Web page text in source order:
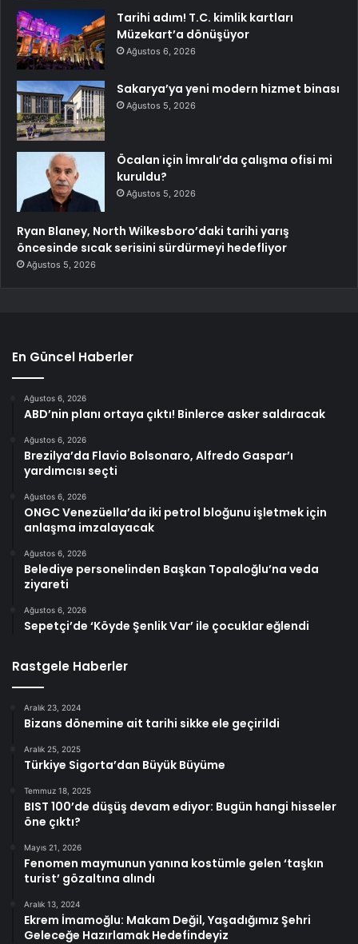
Tarihi adım! T.C. kimlik kartları
Müzekart’a dönüşüyor
Ağustos 6, 2026
Sakarya’ya yeni modern hizmet binası
Ağustos 5, 2026
Öcalan için İmralı’da çalışma ofisi mi
kuruldu?
Ağustos 5, 2026
Ryan Blaney, North Wilkesboro’daki tarihi yarış
öncesinde sıcak serisini sürdürmeyi hedefliyor
Ağustos 5, 2026
En Güncel Haberler
Ağustos 6, 2026
ABD’nin planı ortaya çıktı! Binlerce asker saldıracak
Ağustos 6, 2026
Brezilya’da Flavio Bolsonaro, Alfredo Gaspar’ı
yardımcısı seçti
Ağustos 6, 2026
ONGC Venezüella’da iki petrol bloğunu işletmek için
anlaşma imzalayacak
Ağustos 6, 2026
Belediye personelinden Başkan Topaloğlu’na veda
ziyareti
Ağustos 6, 2026
Sepetçi’de ‘Köyde Şenlik Var’ ile çocuklar eğlendi
Rastgele Haberler
Aralık 23, 2024
Bizans dönemine ait tarihi sikke ele geçirildi
Aralık 25, 2025
Türkiye Sigorta’dan Büyük Büyüme
Temmuz 18, 2025
BIST 100’de düşüş devam ediyor: Bugün hangi hisseler
öne çıktı?
Mayıs 21, 2026
Fenomen maymunun yanına kostümle gelen ‘taşkın
turist’ gözaltına alındı
Aralık 13, 2024
Ekrem İmamoğlu: Makam Değil, Yaşadığımız Şehri
Geleceğe Hazırlamak Hedefindeyiz